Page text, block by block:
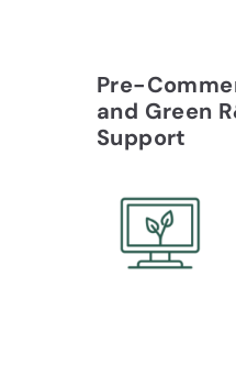
Pre-
and Green
Support